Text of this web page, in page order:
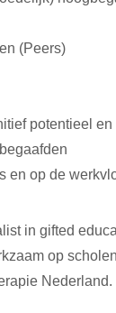
(Peers)
potentieel
en op de
in gifted
op
Nederland.